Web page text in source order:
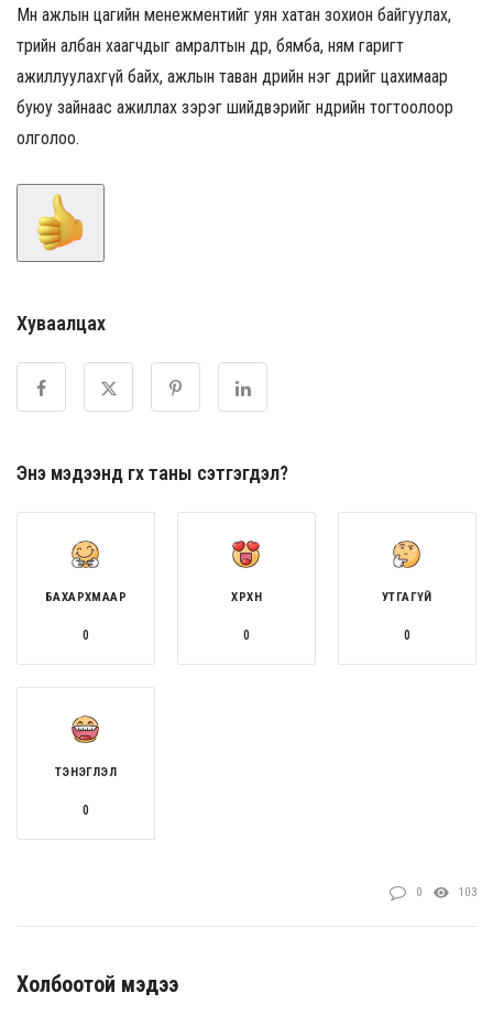
Мөн ажлын цагийн менежментийг уян хатан зохион байгуулах,
төрийн албан хаагчдыг амралтын өдөр, бямба, ням гаригт
ажиллуулахгүй байх, ажлын таван өдрийн нэг өдрийг цахимаар
буюу зайнаас ажиллах зэрэг шийдвэрийг өнөөдрийн тогтоолоор
олголоо.
Хуваалцах
Энэ мэдээнд өгөх таны сэтгэгдэл?
БАХАРХМААР
0
ХӨӨРХӨН
0
УТГАГҮЙ
0
ТЭНЭГЛЭЛ
0
0 103
Холбоотой мэдээ